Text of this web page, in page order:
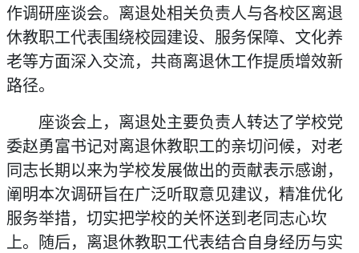
作调研座谈会。离退处相关负责人与各校区离退
休教职工代表围绕校园建设、服务保障、文化养
老等方面深入交流，共商离退休工作提质增效新
路径。
座谈会上，离退处主要负责人转达了学校党
委赵勇富书记对离退休教职工的亲切问候，对老
同志长期以来为学校发展做出的贡献表示感谢，
阐明本次调研旨在广泛听取意见建议，精准优化
服务举措，切实把学校的关怀送到老同志心坎
上。随后，离退休教职工代表结合自身经历与实